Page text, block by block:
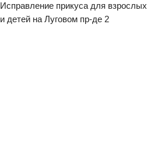
Исправление прикуса для взрослых
и детей на Луговом пр-де 2